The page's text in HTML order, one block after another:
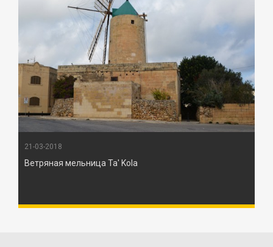
21-03-2018
Ветряная мельница Ta' Kola